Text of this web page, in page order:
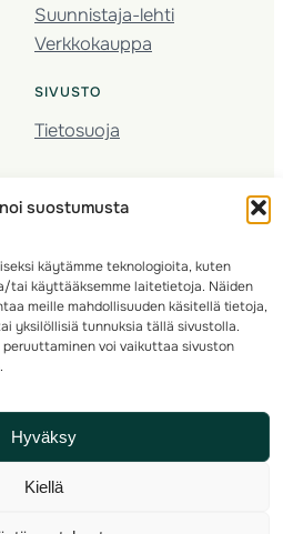
suostumusta
käytämme teknologioita, kuten
tai käyttääksemme laitetietoja. Näiden
meille mahdollisuuden käsitellä tietoja,
yksilöllisiä tunnuksia tällä sivustolla.
voi vaikuttaa sivuston
Hyväksy
Kiellä
Suunnistaja-lehti
Verkkokauppa
SIVUSTO
Tietosuoja
Valimotie 10, 00380 Helsinki, Finland
asiat: rastilippu(a)suunnistusliitto.fi
– Rastilippu:::Rastilipun ohjeet